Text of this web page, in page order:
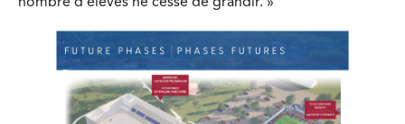
nombre d’élèves ne cesse de grandir. »